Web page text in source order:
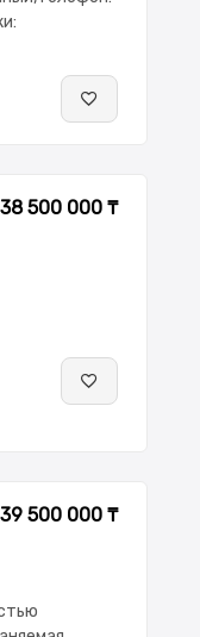
38 500 000 ₸
39 500 000 ₸